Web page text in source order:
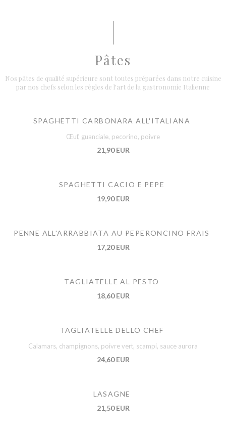
Pâtes
Nos pâtes de qualité supérieure sont toutes préparées dans notre cuisine
par nos chefs selon les règles de l'art de la gastronomie Italienne
SPAGHETTI CARBONARA ALL'ITALIANA
Œuf, guanciale, pecorino, poivre
21,90 EUR
SPAGHETTI CACIO E PEPE
19,90 EUR
PENNE ALL'ARRABBIATA AU PEPERONCINO FRAIS
17,20 EUR
TAGLIATELLE AL PESTO
18,60 EUR
TAGLIATELLE DELLO CHEF
Calamars, champignons, poivre vert, scampi, sauce aurora
24,60 EUR
LASAGNE
21,50 EUR